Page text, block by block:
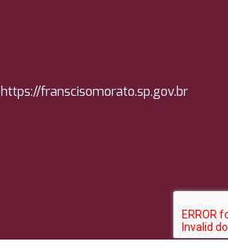
https://franscisomorato.sp.gov.br